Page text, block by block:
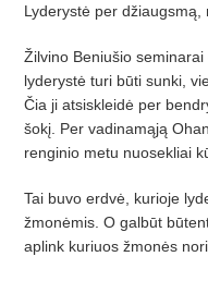
Lyderystė per džiaugsmą,
Žilvino Beniušiо
lyderystė turi būti sunki,
Čia ji atsiskleidė per
šokį. Per vadinamąją
renginio metu nuosekliai
Tai buvo erdvė, kurioje
žmonėmis. O galbūt
aplink kuriuos žmonės